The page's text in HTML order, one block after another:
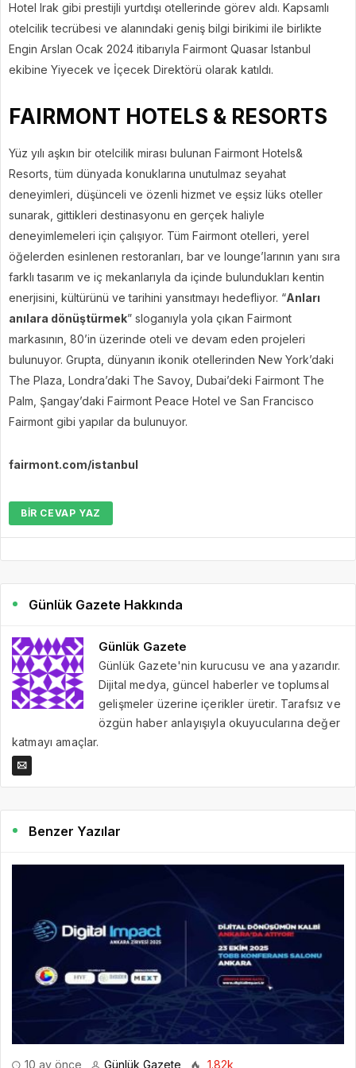
Hotel Irak gibi prestijli yurtdışı otellerinde görev aldı. Kapsamlı
otelcilik tecrübesi ve alanındaki geniş bilgi birikimi ile birlikte
Engin Arslan Ocak 2024 itibarıyla Fairmont Quasar Istanbul
ekibine Yiyecek ve İçecek Direktörü olarak katıldı.
FAIRMONT HOTELS & RESORTS
Yüz yılı aşkın bir otelcilik mirası bulunan Fairmont Hotels&
Resorts, tüm dünyada konuklarına unutulmaz seyahat
deneyimleri, düşünceli ve özenli hizmet ve eşsiz lüks oteller
sunarak, gittikleri destinasyonu en gerçek haliyle
deneyimlemeleri için çalışıyor. Tüm Fairmont otelleri, yerel
öğelerden esinlenen restoranları, bar ve lounge’larının yanı sıra
farklı tasarım ve iç mekanlarıyla da içinde bulundukları kentin
enerjisini, kültürünü ve tarihini yansıtmayı hedefliyor. “Anları
anılara dönüştürmek” sloganıyla yola çıkan Fairmont
markasının, 80’in üzerinde oteli ve devam eden projeleri
bulunuyor. Grupta, dünyanın ikonik otellerinden New York’daki
The Plaza, Londra’daki The Savoy, Dubai’deki Fairmont The
Palm, Şangay’daki Fairmont Peace Hotel ve San Francisco
Fairmont gibi yapılar da bulunuyor.
fairmont.com/istanbul
BIR CEVAP YAZ
Günlük Gazete Hakkında
Günlük Gazete
Günlük Gazete'nin kurucusu ve ana yazarıdır.
Dijital medya, güncel haberler ve toplumsal
gelişmeler üzerine içerikler üretir. Tarafsız ve
özgün haber anlayışıyla okuyucularına değer
katmayı amaçlar.
Benzer Yazılar
10 ay önce Günlük Gazete 1.82k